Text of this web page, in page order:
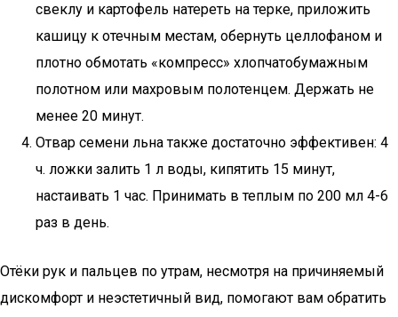
свеклу и картофель натереть на терке, приложить
кашицу к отечным местам, обернуть целлофаном и
плотно обмотать «компресс» хлопчатобумажным
полотном или махровым полотенцем. Держать не
менее 20 минут.
Отвар семени льна также достаточно эффективен: 4
ч. ложки залить 1 л воды, кипятить 15 минут,
настаивать 1 час. Принимать в теплым по 200 мл 4-6
раз в день.
Отёки рук и пальцев по утрам, несмотря на причиняемый
дискомфорт и неэстетичный вид, помогают вам обратить